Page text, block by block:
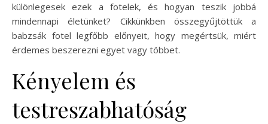
különlegesek ezek a fotelek, és hogyan teszik jobbá
mindennapi életünket? Cikkünkben összegyűjtöttük a
babzsák fotel legfőbb előnyeit, hogy megértsük, miért
érdemes beszerezni egyet vagy többet.
Kényelem és
testreszabhatóság